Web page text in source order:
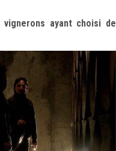
ayant choisi de